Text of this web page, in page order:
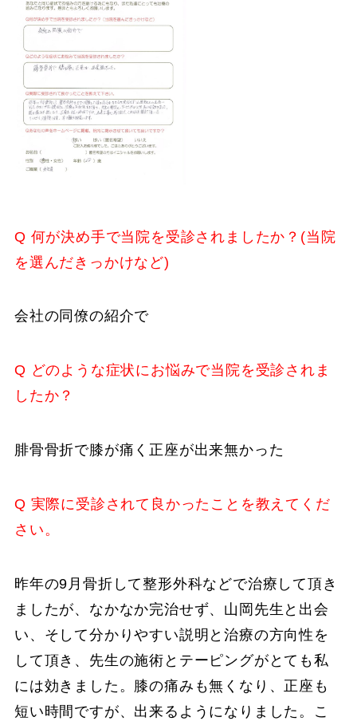
Q 何が決め手で当院を受診されましたか？(当院
を選んだきっかけなど)
会社の同僚の紹介で
Q どのような症状にお悩みで当院を受診されま
したか？
腓骨骨折で膝が痛く正座が出来無かった
Q 実際に受診されて良かったことを教えてくだ
さい。
昨年の9月骨折して整形外科などで治療して頂き
ましたが、なかなか完治せず、山岡先生と出会
い、そして分かりやすい説明と治療の方向性を
して頂き、先生の施術とテーピングがとても私
には効きました。膝の痛みも無くなり、正座も
短い時間ですが、出来るようになりました。こ